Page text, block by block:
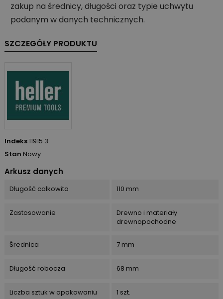
zakup na średnicy, długości oraz typie uchwytu
podanym w danych technicznych.
SZCZEGÓŁY PRODUKTU
Indeks11915 3
Stan Nowy
Arkusz danych
Długość całkowita 110 mm
Zastosowanie
Drewno i materiały
drewnopochodne
Średnica 7 mm
Długość robocza 68 mm
Liczba sztuk w opakowaniu 1 szt.